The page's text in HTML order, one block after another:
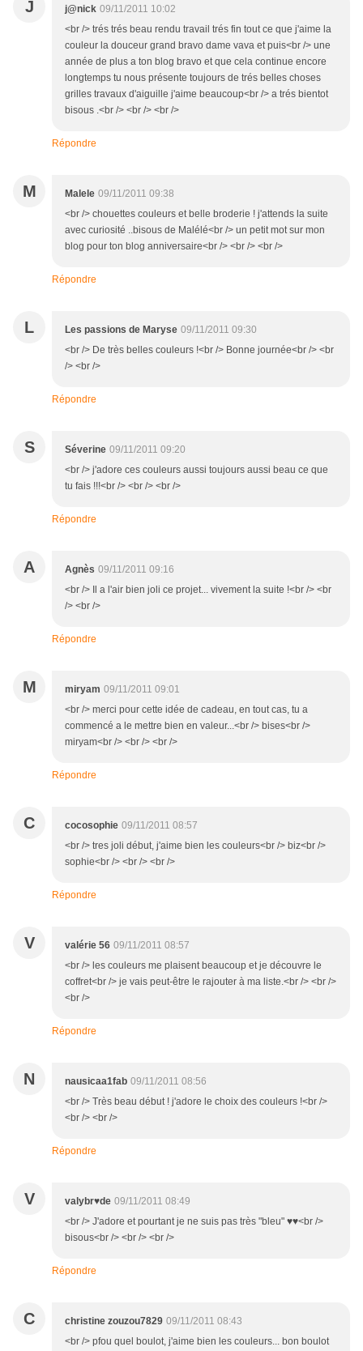
J j@nick 09/11/2011 10:02
<br /> trés trés beau rendu travail trés fin tout ce que j'aime la
couleur la douceur grand bravo dame vava et puis<br /> une
année de plus a ton blog bravo et que cela continue encore
longtemps tu nous présente toujours de trés belles choses
grilles travaux d'aiguille j'aime beaucoup<br /> a trés bientot
bisous .<br /> <br /> <br />
Répondre
M Malele 09/11/2011 09:38
<br /> chouettes couleurs et belle broderie ! j'attends la suite
avec curiosité ..bisous de Malélé<br /> un petit mot sur mon
blog pour ton blog anniversaire<br /> <br /> <br />
Répondre
L Les passions de Maryse 09/11/2011 09:30
<br /> De très belles couleurs !<br /> Bonne journée<br /> <br
/> <br />
Répondre
S Séverine 09/11/2011 09:20
<br /> j'adore ces couleurs aussi toujours aussi beau ce que
tu fais !!!<br /> <br /> <br />
Répondre
A Agnès 09/11/2011 09:16
<br /> Il a l'air bien joli ce projet... vivement la suite !<br /> <br
/> <br />
Répondre
M miryam 09/11/2011 09:01
<br /> merci pour cette idée de cadeau, en tout cas, tu a
commencé a le mettre bien en valeur...<br /> bises<br />
miryam<br /> <br /> <br />
Répondre
C cocosophie 09/11/2011 08:57
<br /> tres joli début, j'aime bien les couleurs<br /> biz<br />
sophie<br /> <br /> <br />
Répondre
V valérie 56 09/11/2011 08:57
<br /> les couleurs me plaisent beaucoup et je découvre le
coffret<br /> je vais peut-être le rajouter à ma liste.<br /> <br />
<br />
Répondre
N nausicaa1fab 09/11/2011 08:56
<br /> Très beau début ! j'adore le choix des couleurs !<br />
<br /> <br />
Répondre
V valybr♥de 09/11/2011 08:49
<br /> J'adore et pourtant je ne suis pas très "bleu" ♥♥<br />
bisous<br /> <br /> <br />
Répondre
C christine zouzou7829 09/11/2011 08:43
<br /> pfou quel boulot, j'aime bien les couleurs... bon boulot